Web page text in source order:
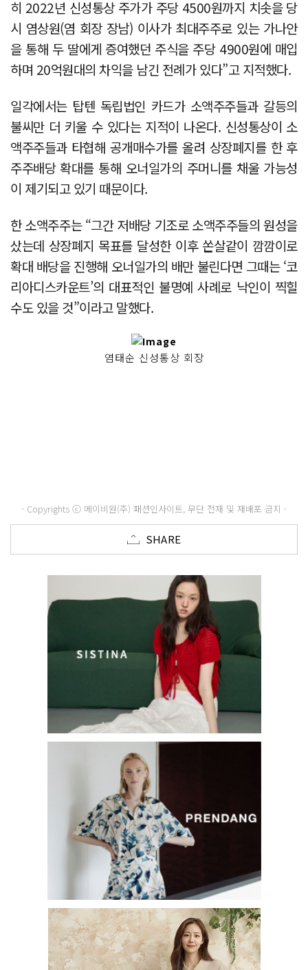
히 2022년 신성통상 주가가 주당 4500원까지 치솟을 당
시 염상원(염 회장 장남) 이사가 최대주주로 있는 가나안
을 통해 두 딸에게 증여했던 주식을 주당 4900원에 매입
하며 20억원대의 차익을 남긴 전례가 있다”고 지적했다.
일각에서는 탑텐 독립법인 카드가 소액주주들과 갈등의
불씨만 더 키울 수 있다는 지적이 나온다. 신성통상이 소
액주주들과 타협해 공개매수가를 올려 상장폐지를 한 후
주주배당 확대를 통해 오너일가의 주머니를 채울 가능성
이 제기되고 있기 때문이다.
한 소액주주는 “그간 저배당 기조로 소액주주들의 원성을
샀는데 상장폐지 목표를 달성한 이후 쏜살같이 깜깜이로
확대 배당을 진행해 오너일가의 배만 불린다면 그때는 ‘코
리아디스카운트’의 대표적인 불명예 사례로 낙인이 찍힐
수도 있을 것”이라고 말했다.
염태순 신성통상 회장
- Copyrights ⓒ 메이비원(주) 패션인사이트, 무단 전재 및 재배포 금지 -
SHARE